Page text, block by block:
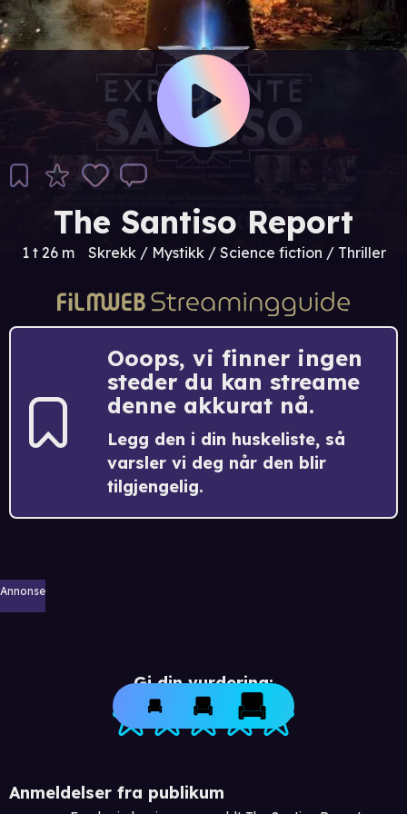
The Santiso Report
1 t 26 m Skrekk / Mystikk / Science fiction / Thriller
Ooops, vi finner ingen
steder du kan streame
denne akkurat nå.
Legg den i din huskeliste, så
varsler vi deg når den blir
tilgjengelig.
Annonse
Gi din vurdering:
Anmeldelser fra publikum